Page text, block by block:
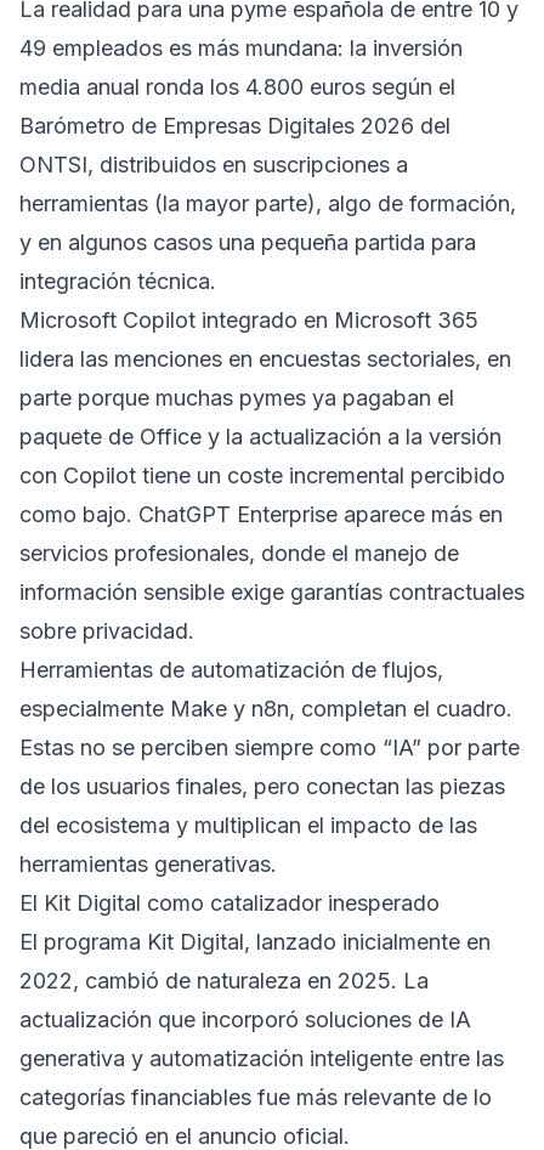
La realidad para una pyme española de entre 10 y
49 empleados es más mundana: la inversión
media anual ronda los 4.800 euros según el
Barómetro de Empresas Digitales 2026 del
ONTSI, distribuidos en suscripciones a
herramientas (la mayor parte), algo de formación,
y en algunos casos una pequeña partida para
integración técnica.
Microsoft Copilot integrado en Microsoft 365
lidera las menciones en encuestas sectoriales, en
parte porque muchas pymes ya pagaban el
paquete de Office y la actualización a la versión
con Copilot tiene un coste incremental percibido
como bajo. ChatGPT Enterprise aparece más en
servicios profesionales, donde el manejo de
información sensible exige garantías contractuales
sobre privacidad.
Herramientas de automatización de flujos,
especialmente Make y n8n, completan el cuadro.
Estas no se perciben siempre como “IA” por parte
de los usuarios finales, pero conectan las piezas
del ecosistema y multiplican el impacto de las
herramientas generativas.
El Kit Digital como catalizador inesperado
El programa Kit Digital, lanzado inicialmente en
2022, cambió de naturaleza en 2025. La
actualización que incorporó soluciones de IA
generativa y automatización inteligente entre las
categorías financiables fue más relevante de lo
que pareció en el anuncio oficial.